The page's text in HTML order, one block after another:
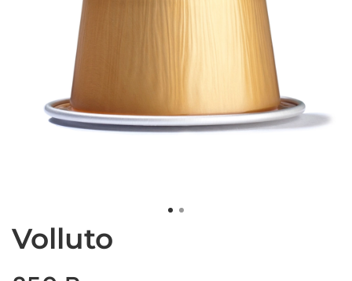
Volluto